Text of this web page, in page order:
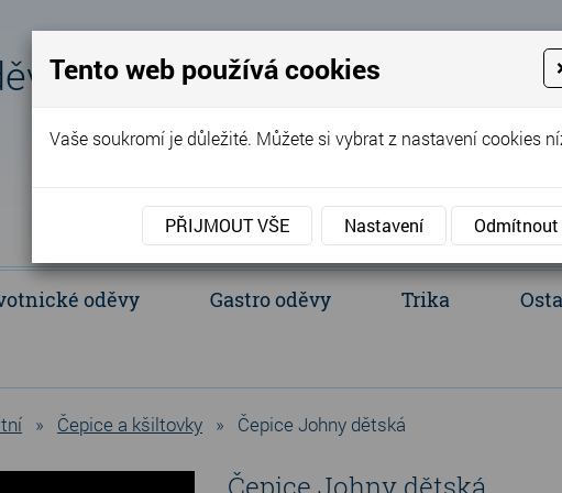
Eva
+420 737 352 016 (Po - Pá 8:00 -
oděvy Gastro oděvy Trika
» Čepice a kšiltovky » Čepice Johny dětská
Tento web používá cookies
Vaše soukromí je důležité. Můžete si vybrat z nastavení cookies
PŘIJMOUT VŠE Nastavení Odmítnout